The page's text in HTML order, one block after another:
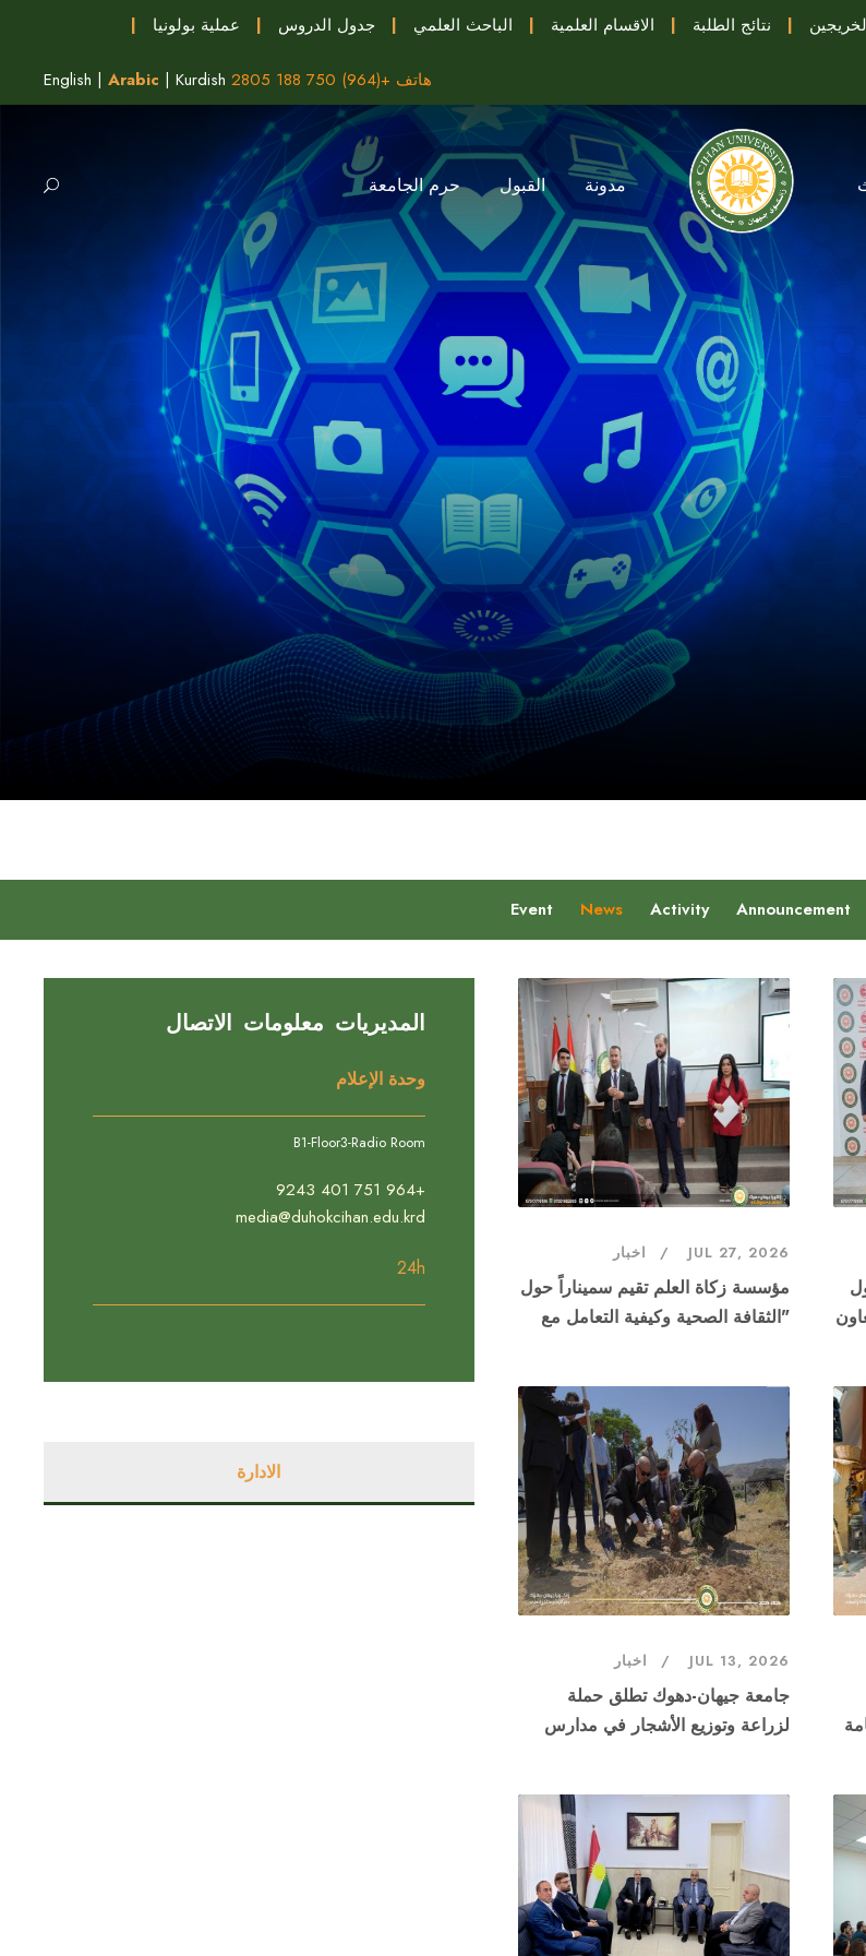
| نتائج الطلبة | الاقسام العلمية | الباحث العلمي | جدول الدروس | عملية بولونيا
|
هاتف +(964) 750 188 2805
English | Arabic | Kurdish
مدونة القبول حرم الجامعة
Event News Activity Announcement
JUL 27, 2026 اخبار
مؤسسة زكاة العلم تقيم سميناراً حول
"الثقافة الصحية وكيفية التعامل مع
JUL 13, 2026 اخبار
جامعة جيهان-دهوك تطلق حملة
لزراعة وتوزيع الأشجار في مدارس
المديريات معلومات الاتصال
وحدة الإعلام
B1-Floor3-Radio Room
+964 751 401 9243
media@duhokcihan.edu.krd
24h
الادارة